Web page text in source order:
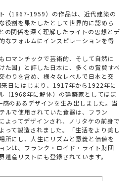
（1867-1959）の作品は、近代建築の
役割を果たしたとして世界的に認めら
の関係を深く理解したライトの思想とデ
なフォルムにインスピレーションを得
ロマンチックで芸術的、そして自然に
た国」と評した日本に、多くの賞賛すべ
わりを含め、様々なレベルで日本と交
日にはじまり、1917年から1922年に
（1968年に解体）の建築家としてほぼ
のあるデザインを生み出しました。当
ルで使用されていた食器は、フラン
よってデザインされ、ノリタケの前身で
って製造されました。「生活をより美し
所にし、人生にリズムと意義と価値を
ンは、フランク・ロイド・ライト財団
遺産リストにも登録されています。